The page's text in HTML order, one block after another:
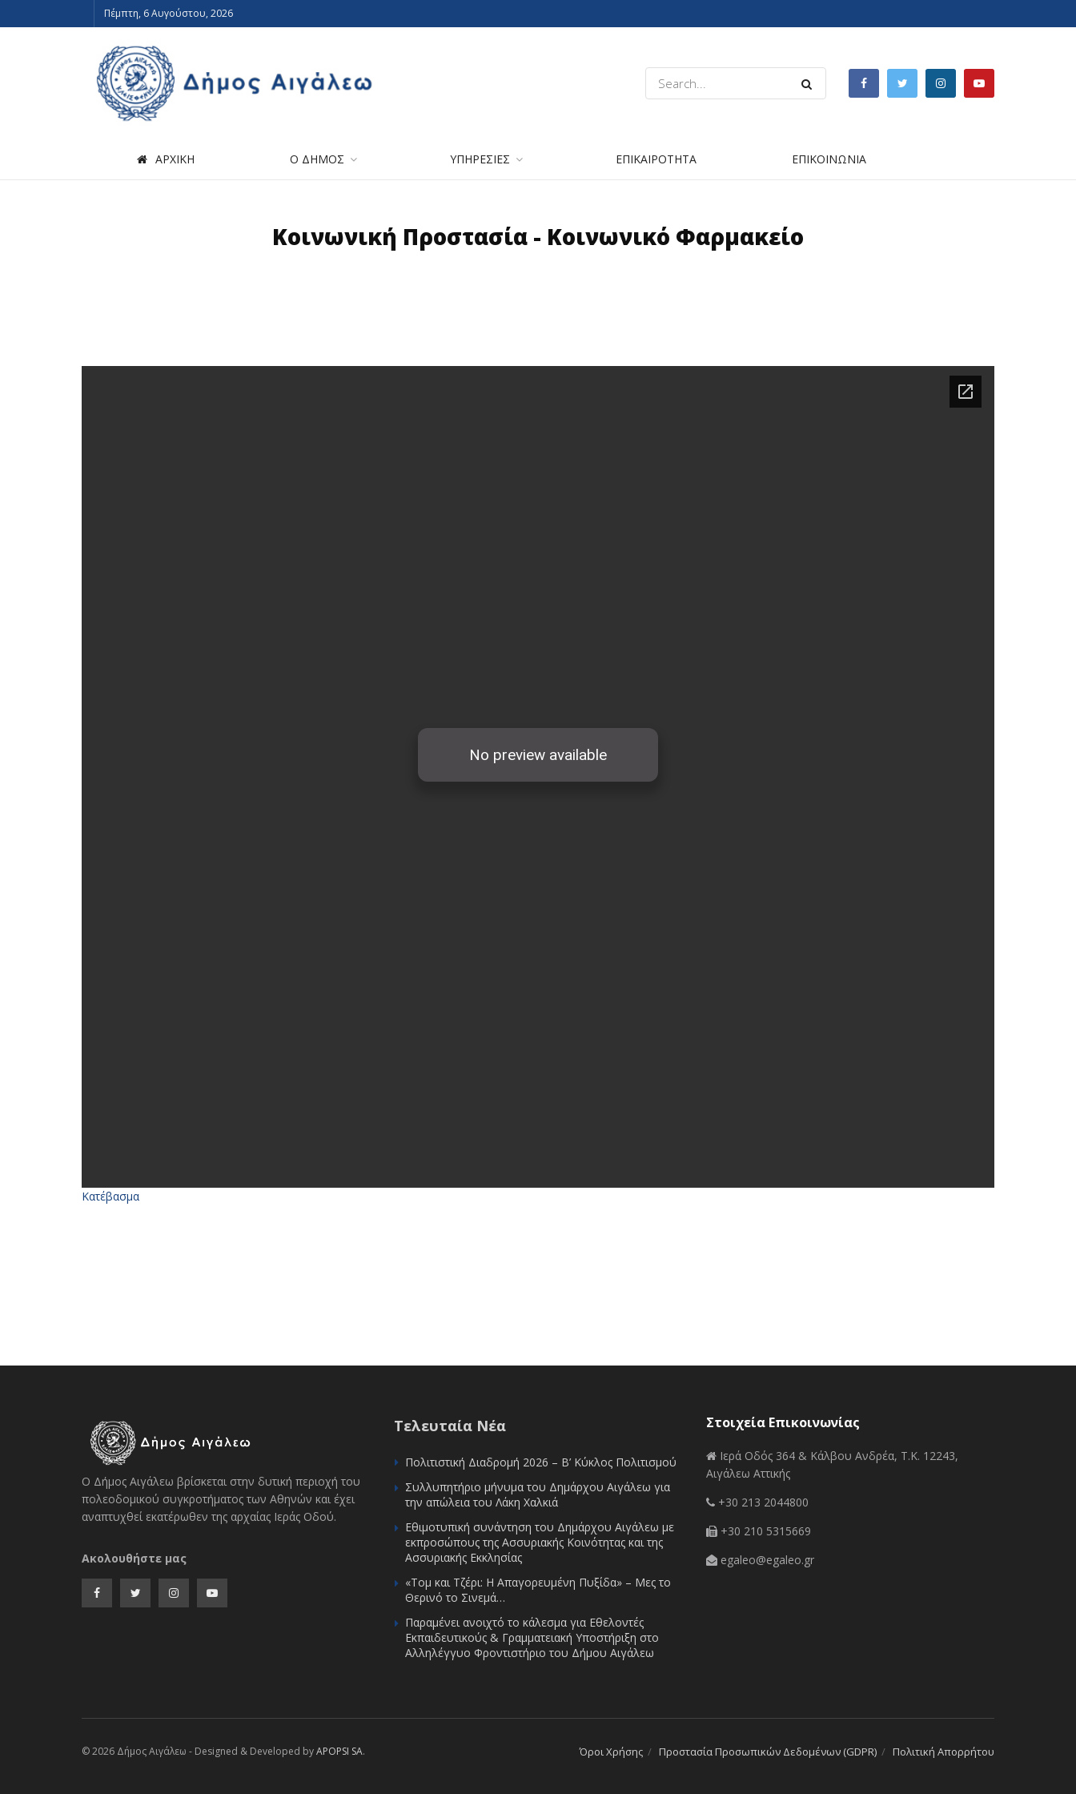
Πέμπτη, 6 Αυγούστου, 2026
ΑΡΧΙΚΗ Ο ΔΗΜΟΣ ΥΠΗΡΕΣΙΕΣ ΕΠΙΚΑΙΡΟΤΗΤΑ ΕΠΙΚΟΙΝΩΝΙΑ
Κοινωνική Προστασία - Κοινωνικό Φαρμακείο
Κατέβασμα
Ο Δήμος Αιγάλεω βρίσκεται στην δυτική περιοχή του
πολεοδομικού συγκροτήματος των Αθηνών και έχει
αναπτυχθεί εκατέρωθεν της αρχαίας Ιεράς Οδού.
Ακολουθήστε μας
Τελευταία Νέα
Πολιτιστική Διαδρομή 2026 – Β’ Κύκλος Πολιτισμού
Συλλυπητήριο μήνυμα του Δημάρχου Αιγάλεω για
την απώλεια του Λάκη Χαλκιά
Εθιμοτυπική συνάντηση του Δημάρχου Αιγάλεω με
εκπροσώπους της Ασσυριακής Κοινότητας και της
Ασσυριακής Εκκλησίας
«Τομ και Τζέρι: Η Απαγορευμένη Πυξίδα» – Μες το
Θερινό το Σινεμά…
Παραμένει ανοιχτό το κάλεσμα για Εθελοντές
Εκπαιδευτικούς & Γραμματειακή Υποστήριξη στο
Αλληλέγγυο Φροντιστήριο του Δήμου Αιγάλεω
Στοιχεία Επικοινωνίας
Ιερά Οδός 364 & Κάλβου Ανδρέα, Τ.Κ. 12243,
Αιγάλεω Αττικής
+30 213 2044800
+30 210 5315669
egaleo@egaleo.gr
Όροι Χρήσης Προστασία Προσωπικών Δεδομένων (GDPR) Πολιτική Απορρήτου
© 2026 Δήμος Αιγάλεω - Designed & Developed byAPOPSI SA.